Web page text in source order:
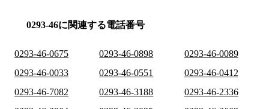
0293-46に関連する電話番号
0293-46-0675 0293-46-0898
0293-46-0089
0293-46-0033
0293-46-0551
0293-46-0412
0293-46-7082
0293-46-3188
0293-46-2336